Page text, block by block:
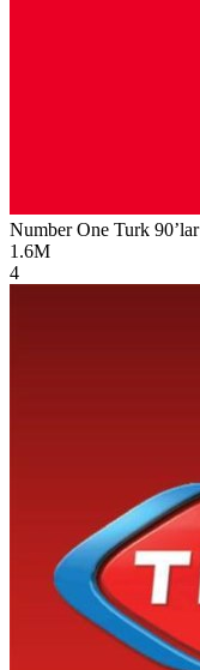
Number One Turk 90’lar
1.6M
4